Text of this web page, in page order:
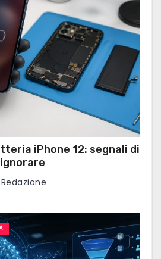
iPhone 12: segnali di
Redazione